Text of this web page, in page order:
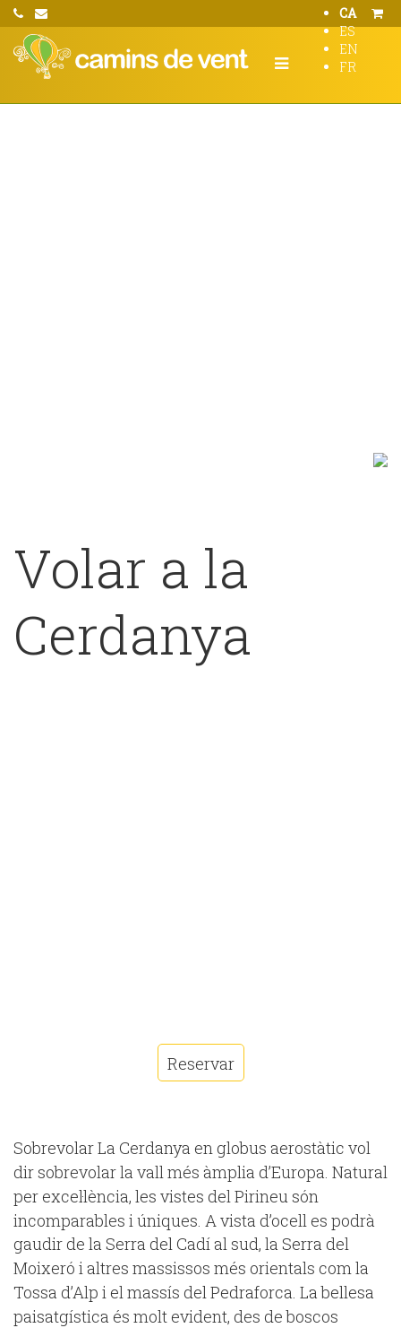
CA
ES
EN
FR
Volar a la
Cerdanya
Reservar
Sobrevolar La Cerdanya en globus aerostàtic vol
dir sobrevolar la vall més àmplia d’Europa. Natural
per excel·lència, les vistes del Pirineu són
incomparables i úniques. A vista d’ocell es podrà
gaudir de la Serra del Cadí al sud, la Serra del
Moixeró i altres massissos més orientals com la
Tossa d’Alp i el massís del Pedraforca. La bellesa
paisatgística és molt evident, des de boscos